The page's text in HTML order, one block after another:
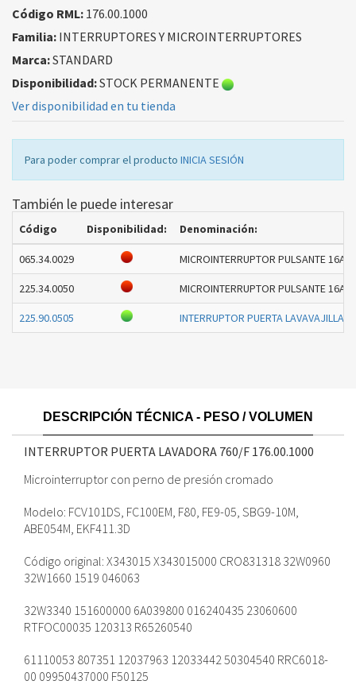
Código RML: 176.00.1000
Familia: INTERRUPTORES Y MICROINTERRUPTORES
Marca:STANDARD
Disponibilidad:STOCK PERMANENTE
Ver disponibilidad en tu tienda
Para poder comprar el producto INICIA SESIÓN
También le puede interesar
Código Disponibilidad: Denominación:
065.34.0029 MICROINTERRUPTOR PULSANTE 16A
225.34.0050 MICROINTERRUPTOR PULSANTE 16A
225.90.0505 INTERRUPTOR PUERTA
DESCRIPCIÓN TÉCNICA - PESO / VOLUMEN
INTERRUPTOR PUERTA LAVADORA 760/F 176.00.1000
Microinterruptor con perno de presión cromado
Modelo: FCV101DS, FC100EM, F80, FE9-05, SBG9-10M,
ABE054M, EKF411.3D
Código original: X343015 X343015000 CRO831318 32W0960
32W1660 1519 046063
32W3340 151600000 6A039800 016240435 23060600
RTFOC00035 120313 R65260540
61110053 807351 12037963 12033442 50304540 RRC6018-
00 09950437000 F50125